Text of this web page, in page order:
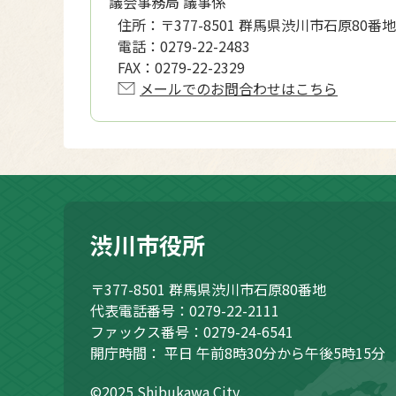
住所： 〒377-8501 群馬県渋川市石原80番地
電話： 0279-22-2483
FAX： 0279-22-2329
メールでのお問合わせはこちら
渋川市役所
〒377-8501 群馬県渋川市石原80番地
代表電話番号：0279-22-2111
ファックス番号：0279-24-6541
開庁時間： 平日 午前8時30分から午後5時15分
©2025 Shibukawa City.